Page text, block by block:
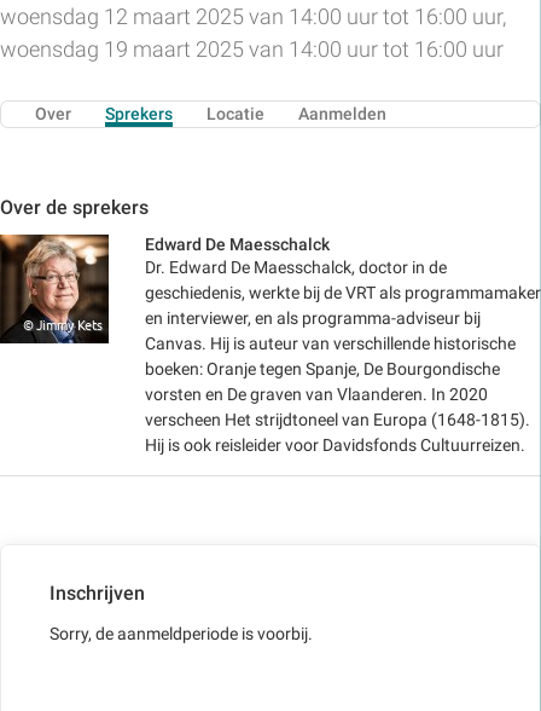
woensdag 12 maart 2025 van 14:00 uur tot 16:00 uur,
woensdag 19 maart 2025 van 14:00 uur tot 16:00 uur
Over Sprekers Locatie Aanmelden
Over de sprekers
Edward De Maesschalck
Dr. Edward De Maesschalck, doctor in de
geschiedenis, werkte bij de VRT als programmamaker
en interviewer, en als programma-adviseur bij
Canvas. Hij is auteur van verschillende historische
boeken: Oranje tegen Spanje, De Bourgondische
vorsten en De graven van Vlaanderen. In 2020
verscheen Het strijdtoneel van Europa (1648-1815).
Hij is ook reisleider voor Davidsfonds Cultuurreizen.
Inschrijven
Sorry, de aanmeldperiode is voorbij.